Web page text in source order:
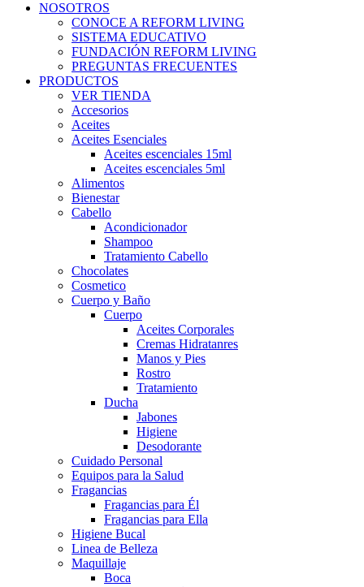
NOSOTROS
CONOCE A REFORM LIVING
SISTEMA EDUCATIVO
FUNDACIÓN REFORM LIVING
PREGUNTAS FRECUENTES
PRODUCTOS
VER TIENDA
Accesorios
Aceites
Aceites Esenciales
Aceites escenciales 15ml
Aceites escenciales 5ml
Alimentos
Bienestar
Cabello
Acondicionador
Shampoo
Tratamiento Cabello
Chocolates
Cosmetico
Cuerpo y Baño
Cuerpo
Aceites Corporales
Cremas Hidratanres
Manos y Pies
Rostro
Tratamiento
Ducha
Jabones
Higiene
Desodorante
Cuidado Personal
Equipos para la Salud
Fragancias
Fragancias para Él
Fragancias para Ella
Higiene Bucal
Linea de Belleza
Maquillaje
Boca